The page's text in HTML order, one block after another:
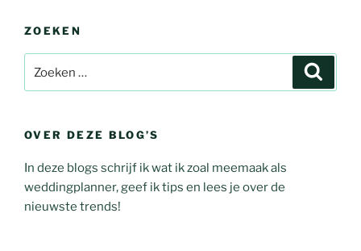
ZOEKEN
OVER DEZE BLOG’S
In deze blogs schrijf ik wat ik zoal meemaak als
weddingplanner, geef ik tips en lees je over de
nieuwste trends!